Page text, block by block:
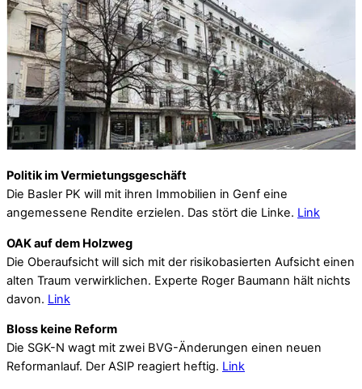
Politik im Vermietungsgeschäft
Die Basler PK will mit ihren Immobilien in Genf eine
angemessene Rendite erzielen. Das stört die Linke. Link
OAK auf dem Holzweg
Die Oberaufsicht will sich mit der risikobasierten Aufsicht einen
alten Traum verwirklichen. Experte Roger Baumann hält nichts
davon. Link
Bloss keine Reform
Die SGK-N wagt mit zwei BVG-Änderungen einen neuen
Reformanlauf. Der ASIP reagiert heftig. Link